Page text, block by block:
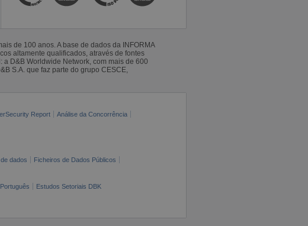
de 100 anos. A base de dados da INFORMA
altamente qualificados, através de fontes
D&B Worldwide Network, com mais de 600
S.A. que faz parte do grupo CESCE,
Report
Análise da Concorrência
dados
Ficheiros de Dados Públicos
Estudos Setoriais DBK